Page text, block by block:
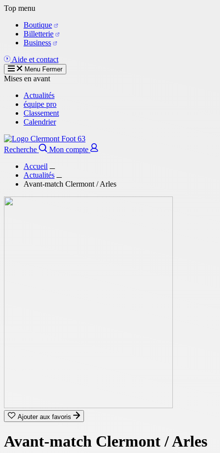
Aller
contenu
principal
Top menu
Boutique
Billetterie
Business
Aide et contact
Menu Fermer
Mises en avant
Actualités
équipe pro
Classement
Calendrier
Recherche
Mon compte
Accueil
Actualités
Avant-match Clermont / Arles
Ajouter aux favoris
Avant-match Clermont / Arles